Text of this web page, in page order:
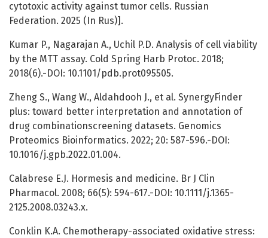
cytotoxic activity against tumor cells. Russian
Federation. 2025 (In Rus)].
Kumar P., Nagarajan A., Uchil P.D. Analysis of cell viability
by the MTT assay. Cold Spring Harb Protoc. 2018;
2018(6).-DOI: 10.1101/pdb.prot095505.
Zheng S., Wang W., Aldahdooh J., et al. SynergyFinder
plus: toward better interpretation and annotation of
drug combinationscreening datasets. Genomics
Proteomics Bioinformatics. 2022; 20: 587-596.-DOI:
10.1016/j.gpb.2022.01.004.
Calabrese E.J. Hormesis and medicine. Br J Clin
Pharmacol. 2008; 66(5): 594-617.-DOI: 10.1111/j.1365-
2125.2008.03243.x.
Conklin K.A. Chemotherapy-associated oxidative stress: